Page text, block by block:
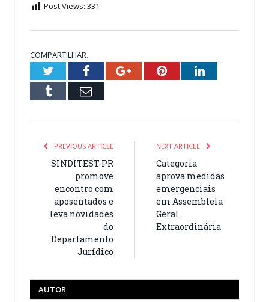
Post Views: 331
COMPARTILHAR.
TwitterFacebookGoogle+PinterestLinkedIn
Tumblr Email
PREVIOUS ARTICLE
SINDITEST-PR
promove
encontro com
aposentados e
leva novidades
do
Departamento
Jurídico
NEXT ARTICLE
Categoria
aprova medidas
emergenciais
em Assembleia
Geral
Extraordinária
AUTOR